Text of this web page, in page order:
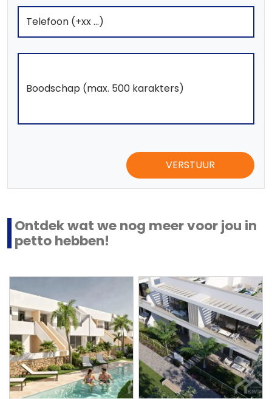
VERSTUUR
Ontdek wat we nog meer voor jou in
petto hebben!